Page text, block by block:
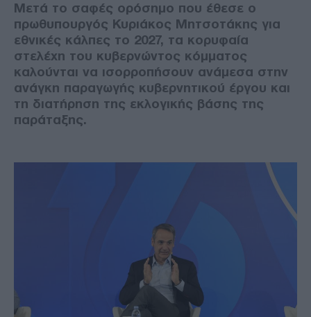
Μετά το σαφές ορόσημο που έθεσε ο
πρωθυπουργός Κυριάκος Μητσοτάκης για
εθνικές κάλπες το 2027, τα κορυφαία
στελέχη του κυβερνώντος κόμματος
καλούνται να ισορροπήσουν ανάμεσα στην
ανάγκη παραγωγής κυβερνητικού έργου και
τη διατήρηση της εκλογικής βάσης της
παράταξης.